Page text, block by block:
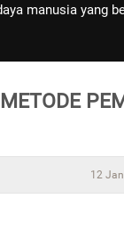
manusia yang
12